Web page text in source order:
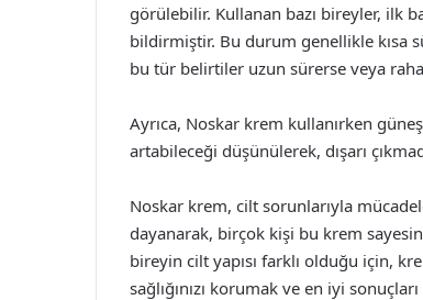
görülebilir. Kullanan bazı bireyler, ilk
bildirmiştir. Bu durum genellikle kısa
bu tür belirtiler uzun sürerse veya
Ayrıca, Noskar krem kullanırken
artabileceği düşünülerek, dışarı
Noskar krem, cilt sorunlarıyla
dayanarak, birçok kişi bu krem
bireyin cilt yapısı farklı olduğu için,
sağlığınızı korumak ve en iyi